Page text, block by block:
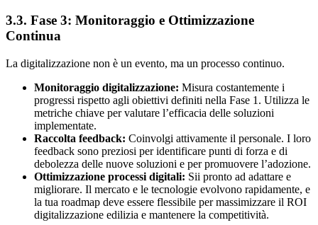
3.3. Fase 3: Monitoraggio e Ottimizzazione
Continua
La digitalizzazione non è un evento, ma un processo continuo.
Monitoraggio digitalizzazione: Misura costantemente i
progressi rispetto agli obiettivi definiti nella Fase 1. Utilizza le
metriche chiave per valutare l’efficacia delle soluzioni
implementate.
Raccolta feedback: Coinvolgi attivamente il personale. I loro
feedback sono preziosi per identificare punti di forza e di
debolezza delle nuove soluzioni e per promuovere l’adozione.
Ottimizzazione processi digitali: Sii pronto ad adattare e
migliorare. Il mercato e le tecnologie evolvono rapidamente, e
la tua roadmap deve essere flessibile per massimizzare il ROI
digitalizzazione edilizia e mantenere la competitività.